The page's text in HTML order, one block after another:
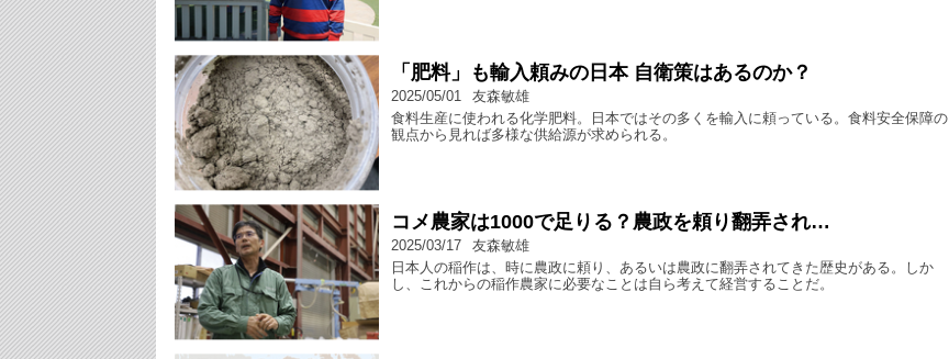
「肥料」も輸入頼みの日本 自衛策はあるのか？
2025/05/01
友森敏雄
食料生産に使われる化学肥料。日本ではその多くを輸入に頼っている。食料安全保障の
観点から見れば多様な供給源が求められる。
コメ農家は1000で足りる？農政を頼り翻弄され…
2025/03/17
友森敏雄
日本人の稲作は、時に農政に頼り、あるいは農政に翻弄されてきた歴史がある。しか
し、これからの稲作農家に必要なことは自ら考えて経営することだ。